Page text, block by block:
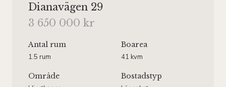
Dianavägen 29
3 650 000 kr
Antal rum
1.5 rum
Boarea
41 kvm
Område
Bostadstyp